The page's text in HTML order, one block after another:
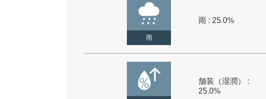
雨
雨 : 25.0%
舗装（湿潤） :
25.0%